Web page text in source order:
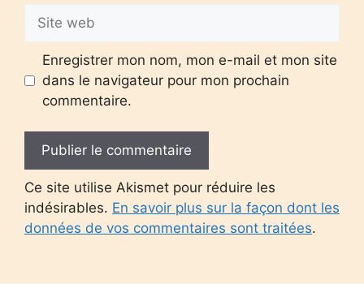
web
Enregistrer mon nom, mon e-mail et mon site
dans le navigateur pour mon prochain
commentaire.
Ce site utilise Akismet pour réduire les
indésirables. En savoir plus sur la façon dont les
données de vos commentaires sont traitées.